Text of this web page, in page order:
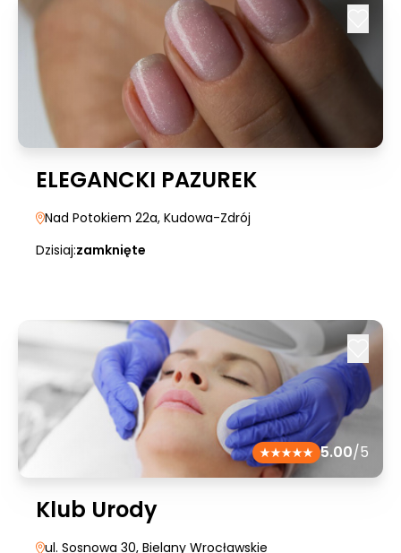
ELEGANCKI PAZUREK
Nad Potokiem 22a, Kudowa-Zdrój
Dzisiaj:zamknięte
5.00/5
Klub Urody
ul. Sosnowa 30, Bielany Wrocławskie